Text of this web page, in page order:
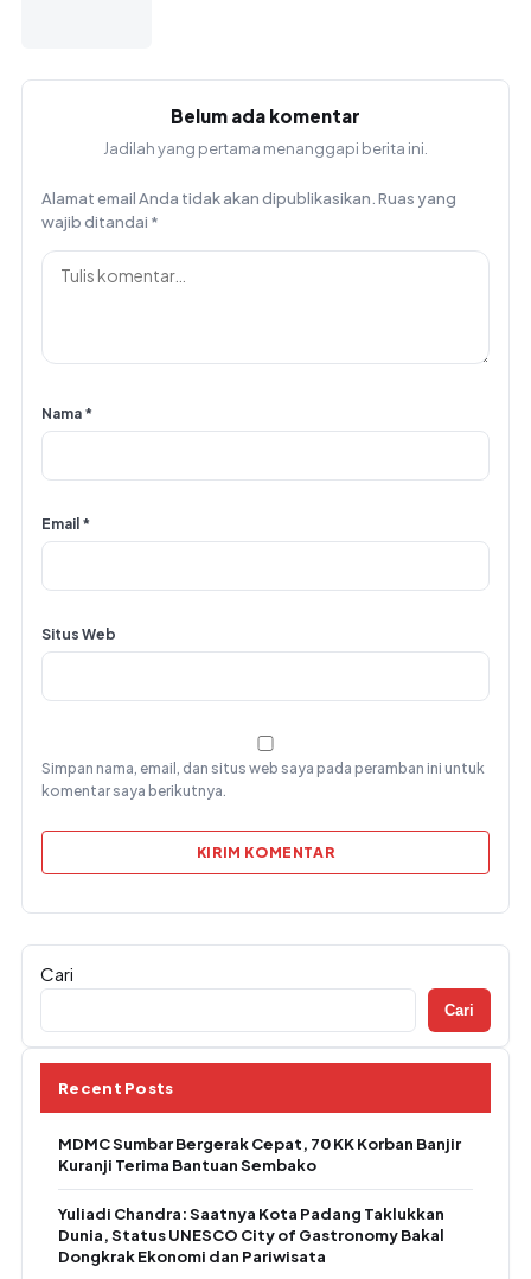
Belum ada komentar
Jadilah yang pertama menanggapi berita ini.
Alamat email Anda tidak akan dipublikasikan.Ruas yang
wajib ditandai *
Nama *
Email *
Situs Web
Simpan nama, email, dan situs web saya pada peramban ini untuk
komentar saya berikutnya.
Cari
Cari
Recent Posts
MDMC Sumbar Bergerak Cepat, 70 KK Korban Banjir
Kuranji Terima Bantuan Sembako
Yuliadi Chandra: Saatnya Kota Padang Taklukkan
Dunia, Status UNESCO City of Gastronomy Bakal
Dongkrak Ekonomi dan Pariwisata